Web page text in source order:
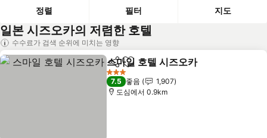
정렬 필터 지도
일본 시즈오카의 저렴한 호텔
수수료가 검색 순위에 미치는 영향
공유 즐겨찾기에 추가
스마일 호텔 시즈오카
3 성급
7.5 좋음
1,907
도심에서 0.9km